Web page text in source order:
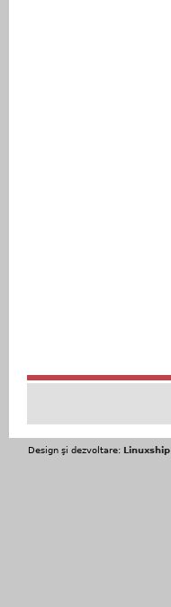
Design şi dezvoltare: Linuxship